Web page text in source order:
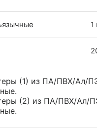
1
(1) из ПА/ПВХ/Ал/
(2) из ПА/ПВХ/Ал/